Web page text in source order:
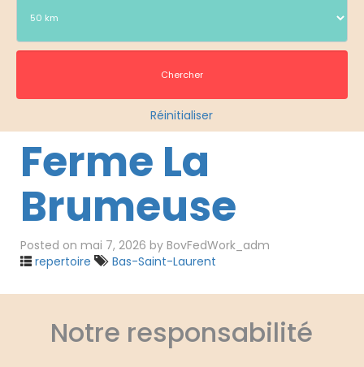
Réinitialiser
Ferme La
Brumeuse
Posted on mai 7, 2026 by BovFedWork_adm
repertoire
Bas-Saint-Laurent
Notre responsabilité